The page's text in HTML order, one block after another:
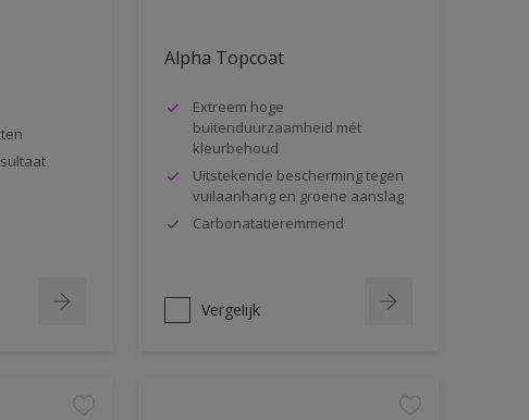
Alpha Topcoat
Extreem hoge
buitenduurzaamheid mét
kleurbehoud
Uitstekende bescherming tegen
vuilaanhang en groene aanslag
Carbonatatieremmend
Vergelijk